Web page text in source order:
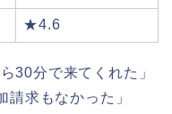
★4.6
30分で来てくれた」
請求もなかった」